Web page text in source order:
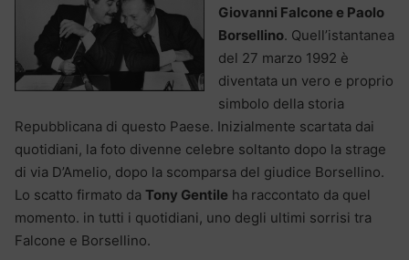
Giovanni Falcone e Paolo
Borsellino. Quell’istantanea
del 27 marzo 1992 è
diventata un vero e proprio
simbolo della storia
Repubblicana di questo Paese. Inizialmente scartata dai
quotidiani, la foto divenne celebre soltanto dopo la strage
di via D’Amelio, dopo la scomparsa del giudice Borsellino.
Lo scatto firmato da Tony Gentile ha raccontato da quel
momento. in tutti i quotidiani, uno degli ultimi sorrisi tra
Falcone e Borsellino.